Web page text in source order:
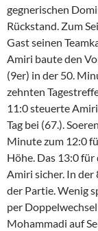
gegnerischen
Rückstand. Zum
Gast seinen
Amiri baute den
(9er) in der 50.
zehnten
11:0 steuerte
Tag bei (67.).
Minute zum 12:0
Höhe. Das 13:0
Amiri sicher. In
der Partie. Wenig
per
Mohammadi auf